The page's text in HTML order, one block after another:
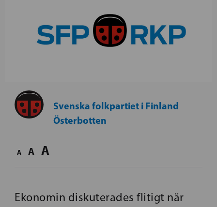
Svenska folkpartiet i Finland
Österbotten
A A A
Ekonomin diskuterades flitigt när